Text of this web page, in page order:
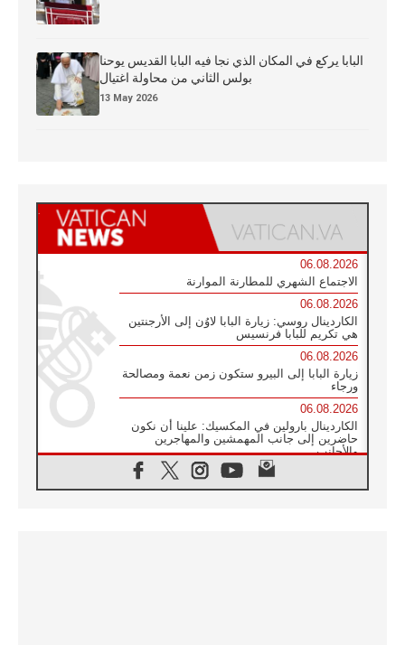
البابا يركع في المكان الذي نجا فيه البابا القديس يوحنا
بولس الثاني من محاولة اغتيال
13 May 2026
06.08.2026
الاجتماع الشهري للمطارنة الموارنة
06.08.2026
الكاردينال روسي: زيارة البابا لاوُن إلى الأرجنتين
هي تكريم للبابا فرنسيس
06.08.2026
زيارة البابا إلى البيرو ستكون زمن نعمة ومصالحة
ورجاء
06.08.2026
الكاردينال بارولين في المكسيك: علينا أن نكون
حاضرين إلى جانب المهمشين والمهاجرين
والأجانب
البابا لاوُن الرابع عشر للشباب في أسيزي: